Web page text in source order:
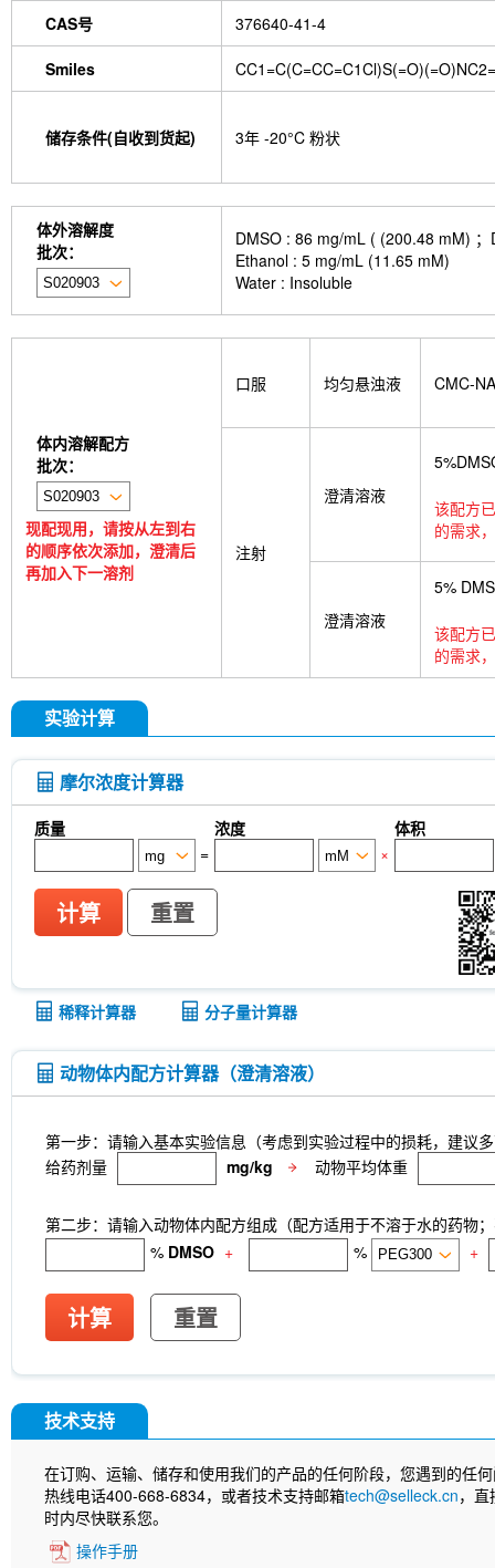
CAS号 376640-41-4
Smiles
储存条件(自收到货起) 3年 -20°C 粉状
体外溶解度
批次：
DMSO : 86 mg/mL ( (200.48 mM)
Ethanol : 5 mg/mL (11.65 mM)
Water : Insoluble
体内溶解配方
批次：
现配现用，请按从左到右
的顺序依次添加，澄清后
再加入下一溶剂
口服 均匀悬浊液 CMC-NA
注射
澄清溶液
该配方
的需求
澄清溶液
5%
该配方
的需求
实验计算
摩尔浓度计算器
质量 浓度
体积
=
×
计算 重置
稀释计算器 分子量计算器
动物体内配方计算器（澄清溶液）
第一步：请输入基本实验信息（考虑到实验过程中的损耗，建议
给药剂量
mg/kg 动物平均体重
第二步：请输入动物体内配方组成（配方适用于不溶于水的药物
% DMSO + % +
计算 重置
技术支持
在订购、运输、储存和使用我们的产品的任何阶段，您遇到的任
热线电话400-668-6834，或者技术支持邮箱tech@selleck.cn，
时内尽快联系您。
操作手册